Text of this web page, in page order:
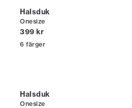
Halsduk
Onesize
Nuvarande pris
399 kr
6 färger
Halsduk
Onesize